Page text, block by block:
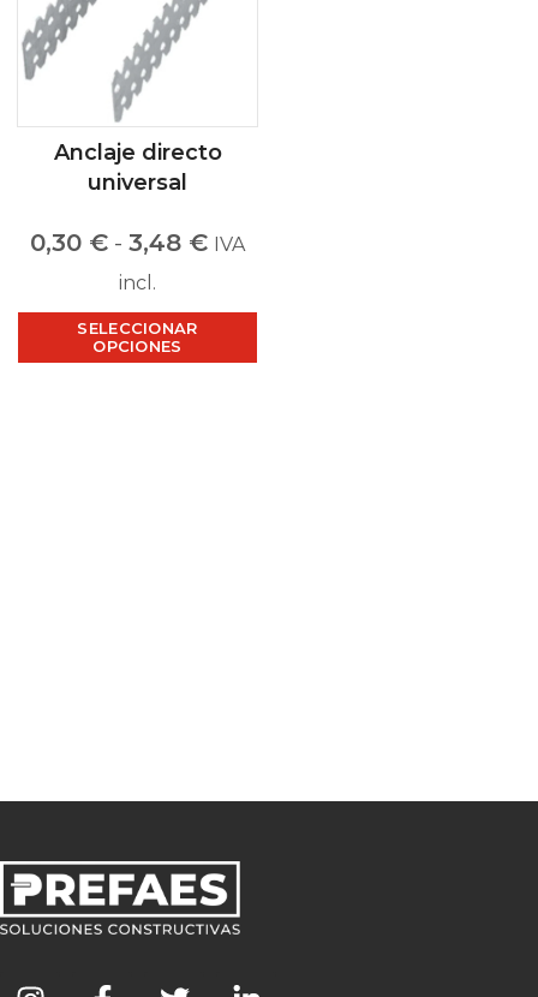
Anclaje directo
universal
0,30 € - 3,48 € IVA
incl.
SELECCIONAR
OPCIONES